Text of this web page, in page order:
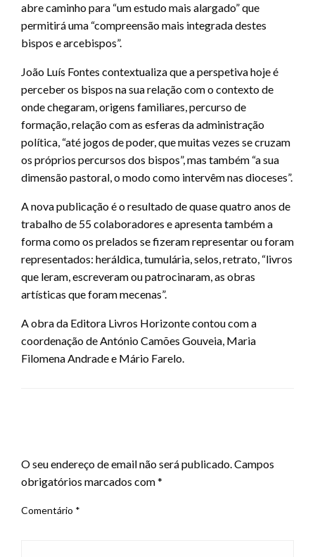
abre caminho para “um estudo mais alargado” que
permitirá uma “compreensão mais integrada destes
bispos e arcebispos”.
João Luís Fontes contextualiza que a perspetiva hoje é
perceber os bispos na sua relação com o contexto de
onde chegaram, origens familiares, percurso de
formação, relação com as esferas da administração
política, “até jogos de poder, que muitas vezes se cruzam
os próprios percursos dos bispos”, mas também “a sua
dimensão pastoral, o modo como intervêm nas dioceses”.
A nova publicação é o resultado de quase quatro anos de
trabalho de 55 colaboradores e apresenta também a
forma como os prelados se fizeram representar ou foram
representados: heráldica, tumulária, selos, retrato, “livros
que leram, escreveram ou patrocinaram, as obras
artísticas que foram mecenas”.
A obra da Editora Livros Horizonte contou com a
coordenação de António Camões Gouveia, Maria
Filomena Andrade e Mário Farelo.
O seu endereço de email não será publicado.Campos
obrigatórios marcados com*
Comentário *